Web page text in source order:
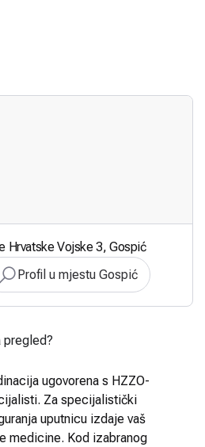
Hrvatske Vojske 3, Gospić
Profil u mjestu Gospić
pregled?
ugovorena s HZZO-
Za specijalistički
uputnicu izdaje vaš
medicine. Kod izabranog